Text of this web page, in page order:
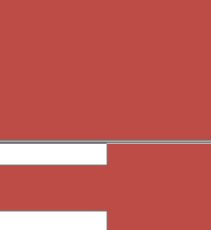
свяжется с вами в